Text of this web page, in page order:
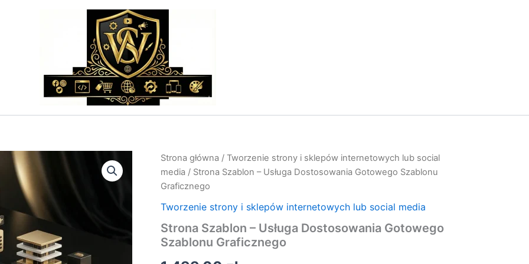
Strona główna / Tworzenie strony i sklepów internetowych lub social
media / Strona Szablon – Usługa Dostosowania Gotowego Szablonu
Graficznego
Tworzenie strony i sklepów internetowych lub social media
Strona Szablon – Usługa Dostosowania Gotowego
Szablonu Graficznego
ilość
Strona
Szablon
–
Usługa
Gotowego
Szablonu
Graficznego